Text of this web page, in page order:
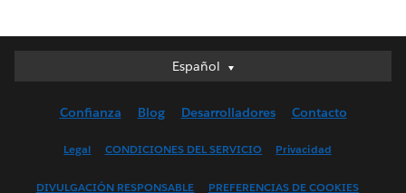
Español
Español
English (UK)
Confianza Blog Desarrolladores Contacto
Legal CONDICIONES DEL SERVICIO Privacidad
DIVULGACIÓN RESPONSABLE PREFERENCIAS DE COOKIES